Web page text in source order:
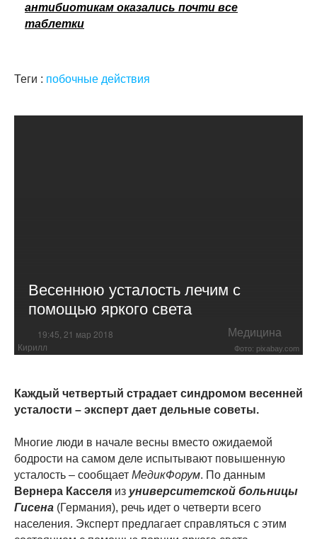
антибиотикам оказались почти все
таблетки
Теги : побочные действия
Весеннюю усталость лечим с
помощью яркого света
19:45, 21 мар 2018 Медицина
Кирилл Фото: pixabay.com
Каждый четвертый страдает синдромом весенней
усталости – эксперт дает дельные советы.
Многие люди в начале весны вместо ожидаемой
бодрости на самом деле испытывают повышенную
усталость – сообщает МедикФорум. По данным
Вернера Касселя из университетской больницы
Гисена (Германия), речь идет о четверти всего
населения. Эксперт предлагает справляться с этим